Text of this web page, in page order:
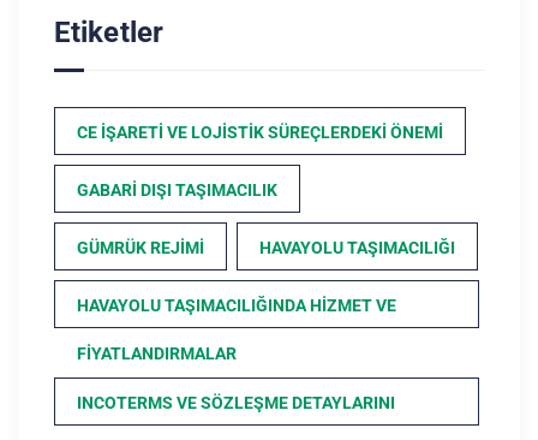
Etiketler
CE İŞARETI VE LOJISTIK SÜREÇLERDEKI ÖNEMI
GABARI DIŞI TAŞIMACILIK
GÜMRÜK REJIMI HAVAYOLU TAŞIMACILIĞI
HAVAYOLU TAŞIMACILIĞINDA HIZMET VE
FIYATLANDIRMALAR
INCOTERMS VE SÖZLEŞME DETAYLARINI